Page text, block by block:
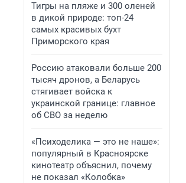
Тигры на пляже и 300 оленей
в дикой природе: топ-24
самых красивых бухт
Приморского края
Россию атаковали больше 200
тысяч дронов, а Беларусь
стягивает войска к
украинской границе: главное
об СВО за неделю
«Психоделика — это не наше»:
популярный в Красноярске
кинотеатр объяснил, почему
не показал «Колобка»